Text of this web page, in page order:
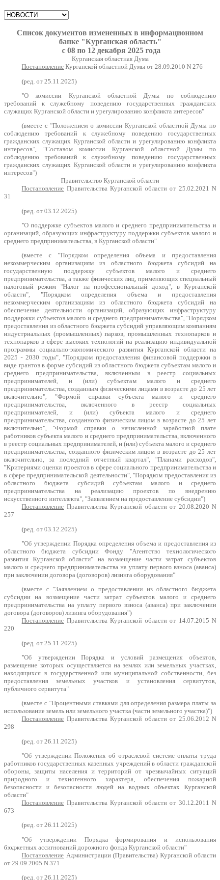
Список документов измененных в информационном
банке "Курганская область"
с 08 по 12 декабря 2025 года
Курганская областная Дума
Постановление Курганской областной Думы от 28.09.2010 N 276
(ред. от 25.11.2025)
"О комиссии Курганской областной Думы по соблюдению
требований к служебному поведению государственных гражданских
служащих Курганской области и урегулированию конфликта интересов"
(вместе с "Положением о комиссии Курганской областной Думы по
соблюдению требований к служебному поведению государственных
гражданских служащих Курганской области и урегулированию конфликта
интересов", "Составом комиссии Курганской областной Думы по
соблюдению требований к служебному поведению государственных
гражданских служащих Курганской области и урегулированию конфликта
интересов")
Правительство Курганской области
Постановление Правительства Курганской области от 25.02.2021 N
31
(ред. от 03.12.2025)
"О поддержке субъектов малого и среднего предпринимательства и
организаций, образующих инфраструктуру поддержки субъектов малого и
среднего предпринимательства, в Курганской области"
(вместе с "Порядком определения объема и предоставления
некоммерческим организациям из областного бюджета субсидий на
государственную поддержку субъектов малого и среднего
предпринимательства, а также физических лиц, применяющих специальный
налоговый режим "Налог на профессиональный доход", в Курганской
области", "Порядком определения объема и предоставления
некоммерческим организациям из областного бюджета субсидий на
обеспечение деятельности организаций, образующих инфраструктуру
поддержки субъектов малого и среднего предпринимательства", "Порядком
предоставления из областного бюджета субсидий управляющим компаниям
индустриальных (промышленных) парков, промышленных технопарков и
технопарков в сфере высоких технологий на реализацию индивидуальной
программы социально-экономического развития Курганской области на
2025 - 2030 годы", "Порядком предоставления финансовой поддержки в
виде грантов в форме субсидий из областного бюджета субъектам малого и
среднего предпринимательства, включенным в реестр социальных
предпринимателей, и (или) субъектам малого и среднего
предпринимательства, созданным физическими лицами в возрасте до 25 лет
включительно", "Формой справки субъекта малого и среднего
предпринимательства, включенного в реестр социальных
предпринимателей, и (или) субъекта малого и среднего
предпринимательства, созданного физическим лицом в возрасте до 25 лет
включительно", "Формой справки о начисленной заработной плате
работников субъекта малого и среднего предпринимательства, включенного
в реестр социальных предпринимателей, и (или) субъекта малого и среднего
предпринимательства, созданного физическим лицом в возрасте до 25 лет
включительно, за последний отчетный квартал", "Планами расходов",
"Критериями оценки проектов в сфере социального предпринимательства и
в сфере предпринимательской деятельности", "Порядком предоставления из
областного бюджета субсидий субъектам малого и среднего
предпринимательства на реализацию проектов по внедрению
искусственного интеллекта", "Заявлением на предоставление субсидии")
Постановление Правительства Курганской области от 20.08.2020 N
257
(ред. от 03.12.2025)
"Об утверждении Порядка определения объема и предоставления из
областного бюджета субсидии Фонду "Агентство технологического
развития Курганской области" на возмещение части затрат субъектов
малого и среднего предпринимательства на уплату первого взноса (аванса)
при заключении договора (договоров) лизинга оборудования"
(вместе с "Заявлением о предоставлении из областного бюджета
субсидии на возмещение части затрат субъектов малого и среднего
предпринимательства на уплату первого взноса (аванса) при заключении
договора (договоров) лизинга оборудования")
Постановление Правительства Курганской области от 14.07.2015 N
220
(ред. от 25.11.2025)
"Об утверждении Порядка и условий размещения объектов,
размещение которых осуществляется на землях или земельных участках,
находящихся в государственной или муниципальной собственности, без
предоставления земельных участков и установления сервитутов,
публичного сервитута"
(вместе с "Процентными ставками для определения размера платы за
использование земель или земельного участка (части земельного участка)")
Постановление Правительства Курганской области от 25.06.2012 N
298
(ред. от 26.11.2025)
"Об утверждении Положения об отраслевой системе оплаты труда
работников государственных казенных учреждений в области гражданской
обороны, защиты населения и территорий от чрезвычайных ситуаций
природного и техногенного характера, обеспечения пожарной
безопасности и безопасности людей на водных объектах Курганской
области"
Постановление Правительства Курганской области от 30.12.2011 N
673
(ред. от 26.11.2025)
"Об утверждении Порядка формирования и использования
бюджетных ассигнований дорожного фонда Курганской области"
Постановление Администрации (Правительства) Курганской области
от 29.09.2005 N 371
(ред. от 26.11.2025)